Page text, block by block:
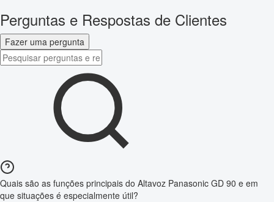
Perguntas e Respostas de Clientes
Fazer uma pergunta
Quais são as funções principais do Altavoz Panasonic GD 90 e em
que situações é especialmente útil?